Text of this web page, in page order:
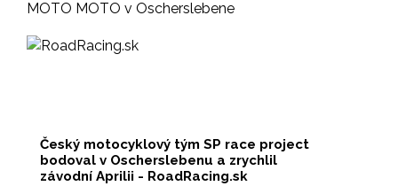
MOTO MOTO v Oscherslebene
Český motocyklový tým SP race project
bodoval v Oscherslebenu a zrychlil
závodní Aprilii - RoadRacing.sk